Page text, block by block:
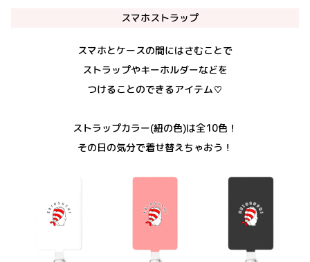
スマホストラップ
スマホとケースの間にはさむことで
ストラップやキーホルダーなどを
つけることのできるアイテム♡
ストラップカラー(紐の色)は全10色！
その日の気分で着せ替えちゃおう！